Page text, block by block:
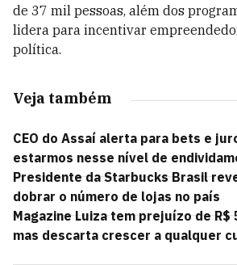
de 37 mil pessoas, além dos
lidera para incentivar
política.
Veja também
CEO do Assaí alerta para bets e
estarmos nesse nível de
Presidente da Starbucks Brasil
dobrar o número de lojas no país
Magazine Luiza tem prejuízo de R$
mas descarta crescer a qualquer